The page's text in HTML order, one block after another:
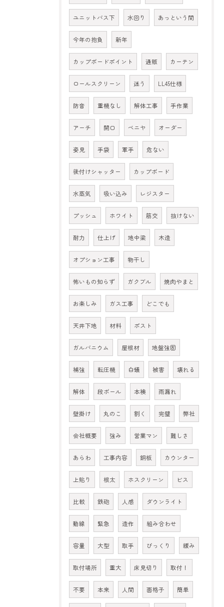
ユニットバス下 水回り あっという間
今年の抱負 新年
カップボードポイント 通販 カーテン
ロールスクリーン 迷う LL45仕様
防音 重機なし 解体工事 手作業
アーチ 開口 ベニヤ オーダー
姿見 手袋 軍手 危ない
後付けシャッター カップボード
水蒸気 吸い込み レジスター
プッシュ ホワイト 筋交 抜けない
耐力 仕上げ 地中梁 木造
オプション工事 物干し
怖いもの知らず ガクブル 焼肉やまと
お楽しみ ガス工事 どこでも
天井下地 材料 ポスト
ガルバニウム 屋根材 地盤強固
補強 転圧機 白蟻 被害 壊れる
解体 段ボール 本襖 雨漏れ
壁掛け 丸のこ 割く 完璧 弊社
会社概要 強み 営業マン 難しさ
あらわ 工事内容 銅板 カウンター
上貼り 根太 ホスクリーン ビス
比較 鉄砲 人感 ダウンライト
動線 緊急 造作 組み合わせ
容量 大型 取手 びっくり 緩み
取付場所 重大 床見切り 取付！
不要 本来 人間 面格子 簡単